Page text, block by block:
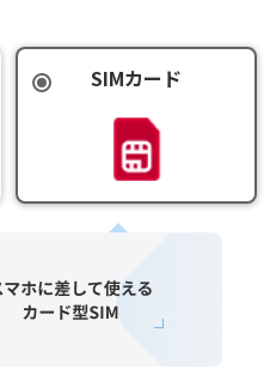
SIMカード